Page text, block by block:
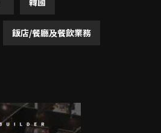
飯店/餐廳及餐飲業務